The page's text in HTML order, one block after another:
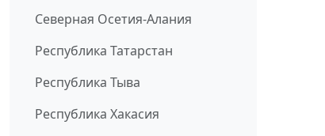
Северная Осетия-Алания
Республика Татарстан
Республика Тыва
Республика Хакасия